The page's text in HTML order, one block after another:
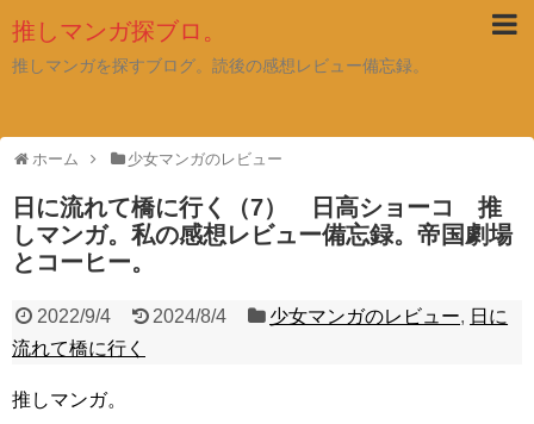
推しマンガ探ブロ。
推しマンガを探すブログ。読後の感想レビュー備忘録。
ホーム 少女マンガのレビュー
日に流れて橋に行く（7） 日高ショーコ 推
しマンガ。私の感想レビュー備忘録。帝国劇場
とコーヒー。
2022/9/4 2024/8/4 少女マンガのレビュー, 日に
流れて橋に行く
推しマンガ。